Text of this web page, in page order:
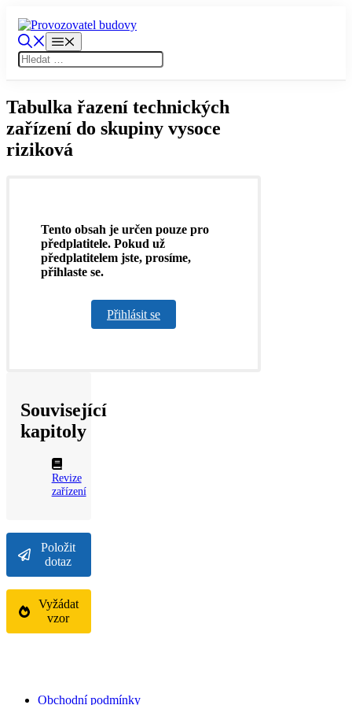
obsah
Tabulka řazení technických
zařízení do skupiny vysoce
riziková
Tento obsah je určen pouze pro
předplatitele. Pokud už
předplatitelem jste, prosíme,
přihlaste se.
Přihlásit se
Související
kapitoly
Revize
zařízení
Položit
dotaz
Vyžádat
vzor
Obchodní podmínky